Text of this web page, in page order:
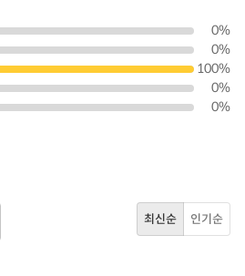
0%
0%
100%
0%
0%
최신순 인기순